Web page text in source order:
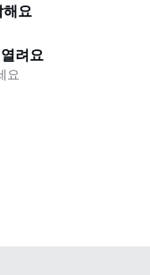
해요
려요
요